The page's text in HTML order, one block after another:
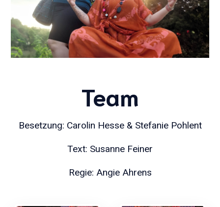
Team
Besetzung: Carolin Hesse & Stefanie Pohlent
Text: Susanne Feiner
Regie: Angie Ahrens